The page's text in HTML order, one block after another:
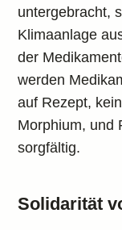
untergebracht,
Klimaanlage
der
werden
auf Rezept,
Morphium, und
sorgfältig.
Solidarität